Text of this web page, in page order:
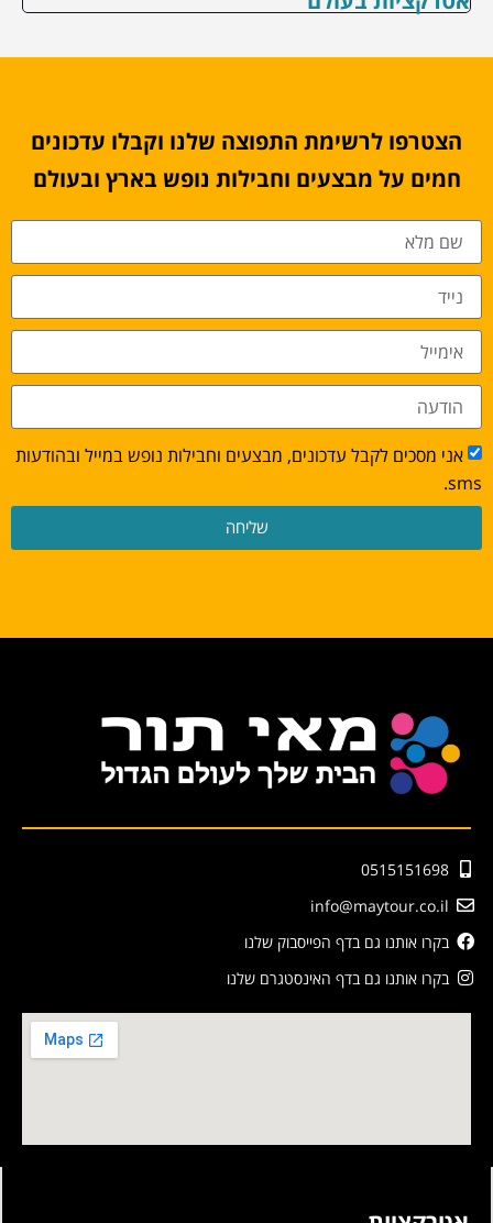
הצטרפו לרשימת התפוצה שלנו וקבלו עדכונים
חמים על מבצעים וחבילות נופש בארץ ובעולם
אני מסכים לקבל עדכונים, מבצעים וחבילות נופש במייל ובהודעות
sms.
שליחה
0515151698
info@maytour.co.il
בקרו אותנו גם בדף הפייסבוק שלנו
בקרו אותנו גם בדף האינסטגרם שלנו